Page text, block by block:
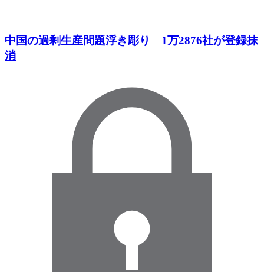
中国の過剰生産問題浮き彫り 1万2876社が登録抹
消